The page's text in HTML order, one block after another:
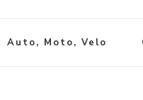
Auto, Moto, Velo